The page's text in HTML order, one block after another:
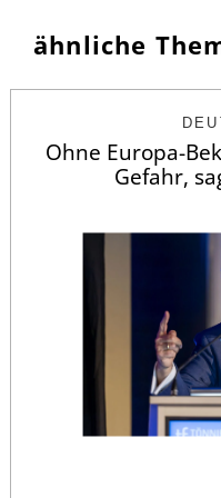
ähnliche
Ohne Europa-
Gefahr,